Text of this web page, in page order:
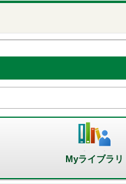
Myライブラリ